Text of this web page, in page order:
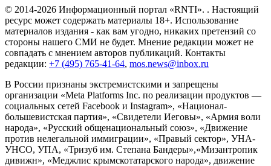
© 2014-2026 Информационный портал «RNTI». . Настоящий
ресурс может содержать материалы 18+. Использование
материалов издания - как вам угодно, никаких претензий со
стороны нашего СМИ не будет. Мнение редакции может не
совпадать с мнением авторов публикаций. Контакты
редакции: +7 (495) 765-41-64, mos.news@inbox.ru
В России признаны экстремистскими и запрещены
организации «Meta Platforms Inc. по реализации продуктов —
социальных сетей Facebook и Instagram», «Национал-
большевистская партия», «Свидетели Иеговы», «Армия воли
народа», «Русский общенациональный союз», «Движение
против нелегальной иммиграции», «Правый сектор», УНА-
УНСО, УПА, «Тризуб им. Степана Бандеры»,«Мизантропик
дивижн», «Меджлис крымскотатарского народа», движение